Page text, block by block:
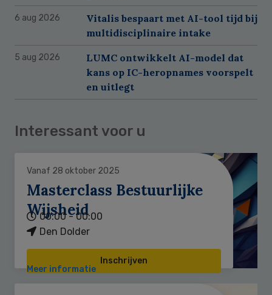
6 aug 2026
Vitalis bespaart met AI-tool tijd bij
multidisciplinaire intake
5 aug 2026
LUMC ontwikkelt AI-model dat
kans op IC-heropnames voorspelt
en uitlegt
Interessant voor u
Vanaf 28 oktober 2025
Masterclass Bestuurlijke
Wijsheid
00:00 - 00:00
Den Dolder
Inschrijven
Meer informatie